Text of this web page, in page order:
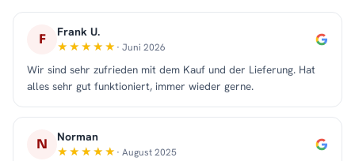
F Frank U.
· Juni 2026
Wir sind sehr zufrieden mit dem Kauf und der Lieferung. Hat
alles sehr gut funktioniert, immer wieder gerne.
N Norman
· August 2025